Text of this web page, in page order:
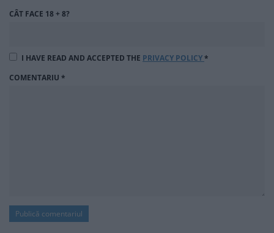
CÂT FACE 18 + 8?
I HAVE READ AND ACCEPTED THE PRIVACY POLICY*
COMENTARIU *